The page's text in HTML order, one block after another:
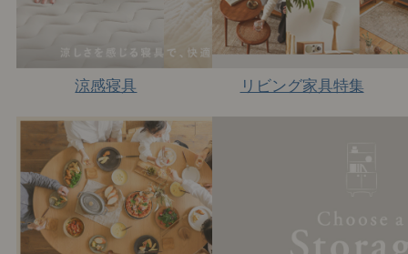
涼感寝具 リビング家具特集